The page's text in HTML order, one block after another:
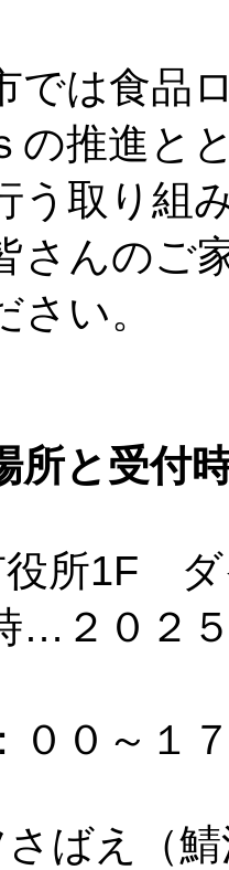
は食品
の推進と
う取り組
んのご
さい。
所と受付
役所1F ダ
２０２５
０～１７
ばえ（